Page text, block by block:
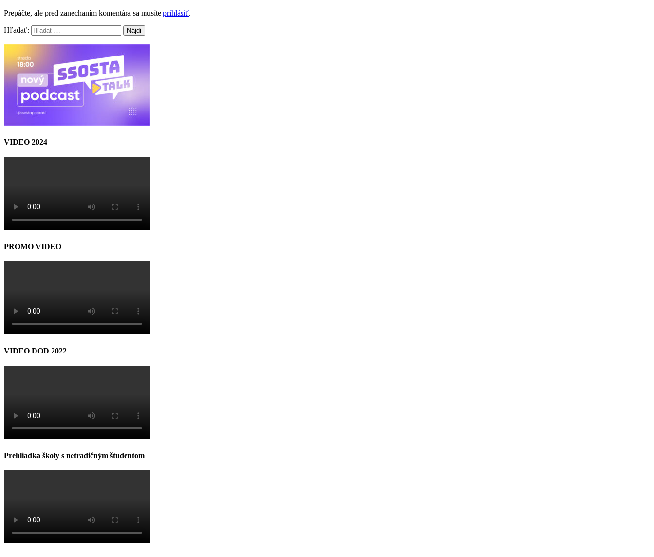
Prepáčte, ale pred zanechaním komentára sa musíte prihlásiť.
Hľadať:
VIDEO 2024
PROMO VIDEO
VIDEO DOD 2022
Prehliadka školy s netradičným študentom